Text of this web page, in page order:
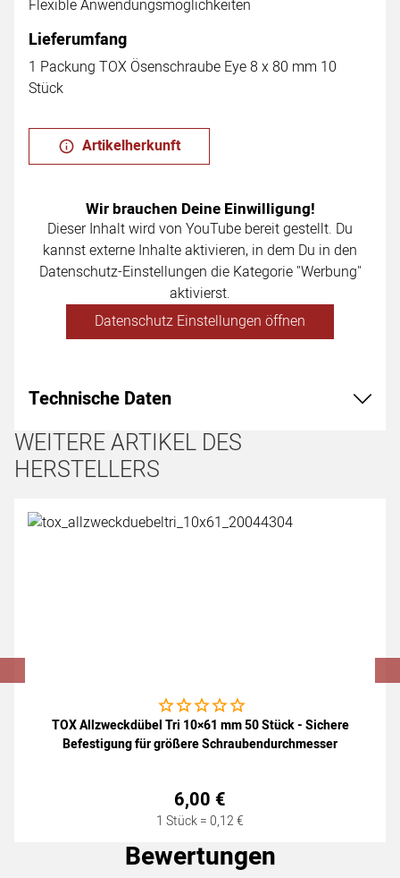
Flexible Anwendungsmöglichkeiten
Lieferumfang
1 Packung TOX Ösenschraube Eye 8 x 80 mm 10
Stück
Artikelherkunft
Wir brauchen Deine Einwilligung!
Dieser Inhalt wird von YouTube bereit gestellt. Du
kannst externe Inhalte aktivieren, in dem Du in den
Datenschutz-Einstellungen die Kategorie "Werbung"
aktivierst.
Datenschutz Einstellungen öffnen
Technische Daten
WEITERE ARTIKEL DES
HERSTELLERS
Artikel überspringen
Noch keine Bewertungen abgegeben
TOX Allzweckdübel Tri 10×61 mm 50 Stück - Sichere
Befestigung für größere Schraubendurchmesser
6,00 €
1 Stück =0,12€
Bewertungen